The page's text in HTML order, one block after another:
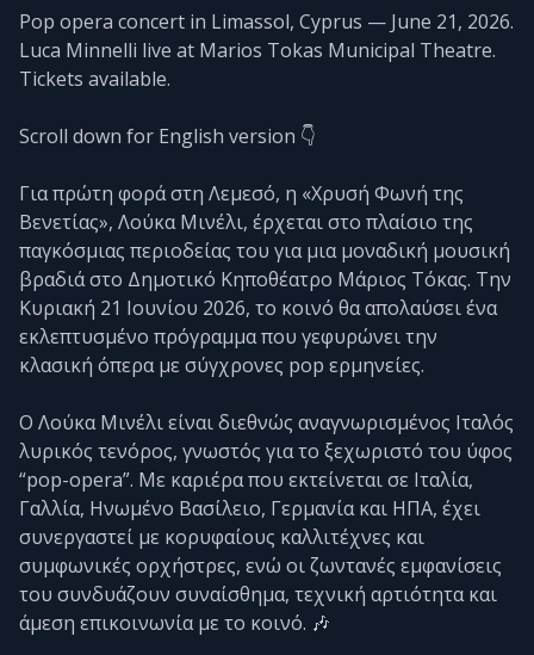
Pop opera concert in Limassol, Cyprus — June 21, 2026.
Luca Minnelli live at Marios Tokas Municipal Theatre.
Tickets available.
Scroll down for English version 👇
Για πρώτη φορά στη Λεμεσό, η «Χρυσή Φωνή της
Βενετίας», Λούκα Μινέλι, έρχεται στο πλαίσιο της
παγκόσμιας περιοδείας του για μια μοναδική μουσική
βραδιά στο Δημοτικό Κηποθέατρο Μάριος Τόκας. Την
Κυριακή 21 Ιουνίου 2026, το κοινό θα απολαύσει ένα
εκλεπτυσμένο πρόγραμμα που γεφυρώνει την
κλασική όπερα με σύγχρονες pop ερμηνείες.
Ο Λούκα Μινέλι είναι διεθνώς αναγνωρισμένος Ιταλός
λυρικός τενόρος, γνωστός για το ξεχωριστό του ύφος
“pop-opera”. Με καριέρα που εκτείνεται σε Ιταλία,
Γαλλία, Ηνωμένο Βασίλειο, Γερμανία και ΗΠΑ, έχει
συνεργαστεί με κορυφαίους καλλιτέχνες και
συμφωνικές ορχήστρες, ενώ οι ζωντανές εμφανίσεις
του συνδυάζουν συναίσθημα, τεχνική αρτιότητα και
άμεση επικοινωνία με το κοινό. 🎶